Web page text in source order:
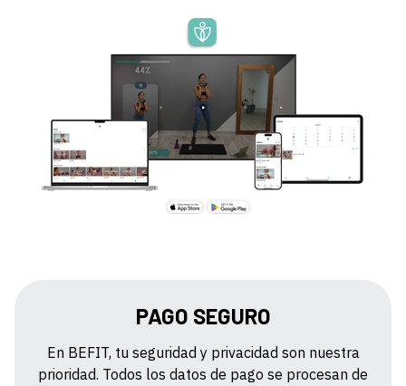
PAGO SEGURO
En BEFIT, tu seguridad y privacidad son nuestra
prioridad. Todos los datos de pago se procesan de